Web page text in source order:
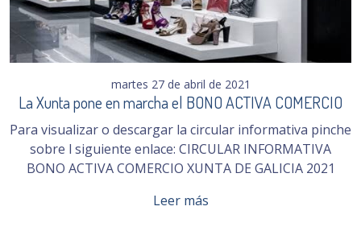
martes 27 de abril de 2021
La Xunta pone en marcha el BONO ACTIVA COMERCIO
Para visualizar o descargar la circular informativa pinche
sobre l siguiente enlace: CIRCULAR INFORMATIVA
BONO ACTIVA COMERCIO XUNTA DE GALICIA 2021
Leer más